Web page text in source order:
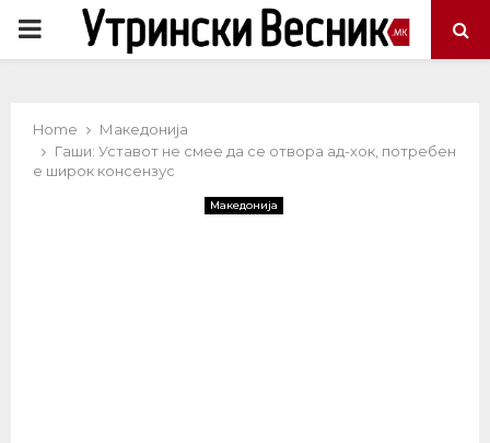
PRIMARY
Home
Македонија
Гаши: Уставот не смее да се отвора ад-хок, потребен
е широк консензус
Македонија